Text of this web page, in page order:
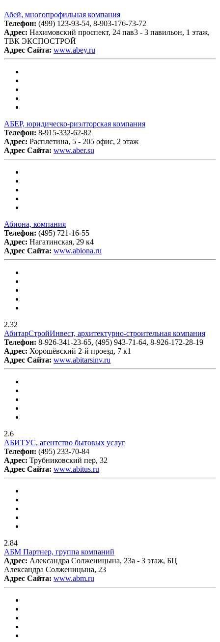
Абей, многопрофильная компания
Телефон: (499) 123-93-54, 8-903-176-73-72
Адрес: Нахимовский проспект, 24 пав3 - 3 павильон, 1 этаж,
ТВК ЭКСПОСТРОЙ
Адрес Сайта: www.abey.ru
АБЕР, юридическо-риэлторская компания
Телефон: 8-915-332-62-82
Адрес: Расплетина, 5 - 205 офис, 2 этаж
Адрес Сайта: www.aber.su
Абиона, компания
Телефон: (495) 721-16-55
Адрес: Нагатинская, 29 к4
Адрес Сайта: www.abiona.ru
2.32
АбитарСтройИнвест, архитектурно-строительная компания
Телефон: 8-926-341-23-65, (495) 943-71-64, 8-926-172-28-19
Адрес: Хорошёвский 2-й проезд, 7 к1
Адрес Сайта: www.abitarsinv.ru
2.6
АБИТУС, агентство бытовых услуг
Телефон: (495) 233-70-84
Адрес: Трубниковский пер, 32
Адрес Сайта: www.abitus.ru
2.84
АБМ Партнер, группа компаний
Адрес: Александра Солженицына, 23а - 3 этаж, БЦ
Александра Солженицына, 23
Адрес Сайта: www.abm.ru